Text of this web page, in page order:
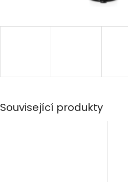
Související produkty